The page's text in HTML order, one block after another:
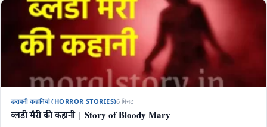
डरावनी कहानियां (HORROR STORIES)6 मिनट
ब्लडी मैरी की कहानी | Story of Bloody Mary